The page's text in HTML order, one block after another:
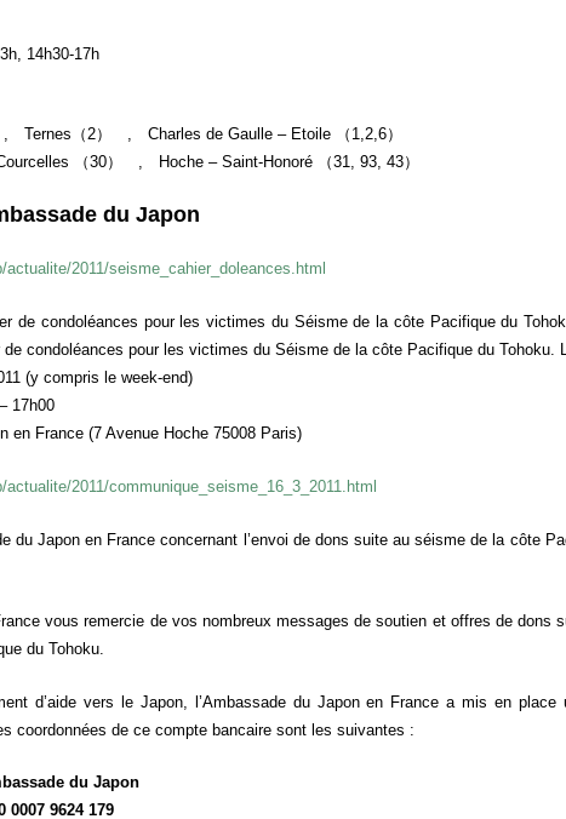
14h30-17h
Ternes（2） , Charles de Gaulle – Etoile （1,2,6）
（30） , Hoche – Saint-Honoré （31, 93, 43）
du Japon
actualite/2011/seisme_cahier_doleances.html
de condoléances pour les victimes du Séisme de la côte Pacifique du
de condoléances pour les victimes du Séisme de la côte Pacifique du Tohoku.
(y compris le week-end)
17h00
en France (7 Avenue Hoche 75008 Paris)
2011/communique_seisme_16_3_2011.html
du Japon en France concernant l’envoi de dons suite au séisme de la côte
vous remercie de vos nombreux messages de soutien et offres de dons
du Tohoku.
d’aide vers le Japon, l’Ambassade du Japon en France a mis en
coordonnées de ce compte bancaire sont les suivantes :
du Japon
0007 9624 179